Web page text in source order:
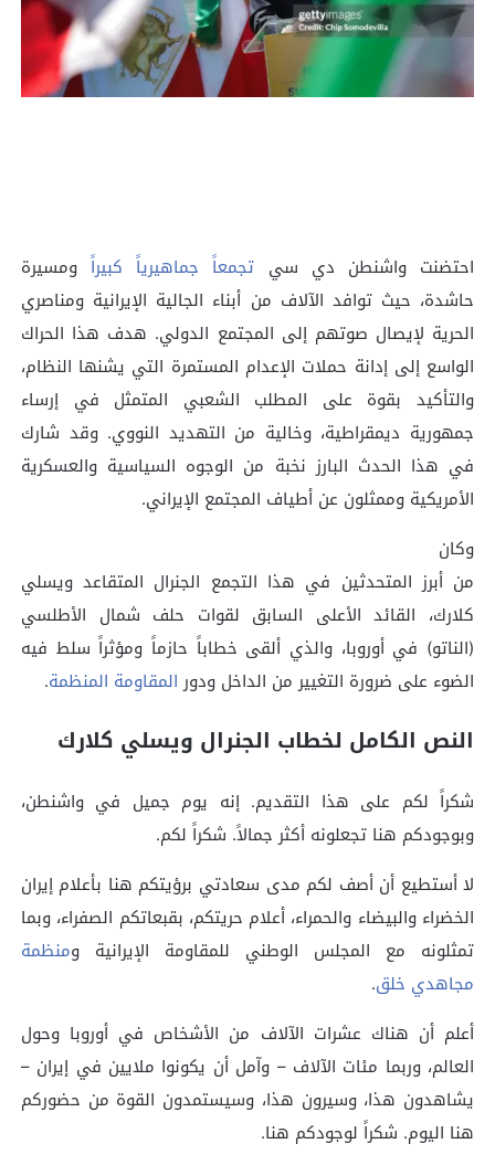
احتضنت واشنطن دي سي تجمعاً جماهيرياً كبيراًومسيرة
حاشدة، حيث توافد الآلاف من أبناء الجالية الإيرانية ومناصري
الحرية لإيصال صوتهم إلى المجتمع الدولي. هدف هذا الحراك
الواسع إلى إدانة حملات الإعدام المستمرة التي يشنها النظام،
والتأكيد بقوة على المطلب الشعبي المتمثل في إرساء
جمهورية ديمقراطية، وخالية من التهديد النووي. وقد شارك
في هذا الحدث البارز نخبة من الوجوه السياسية والعسكرية
الأمريكية وممثلون عن أطياف المجتمع الإيراني.
وكان
من أبرز المتحدثين في هذا التجمع الجنرال المتقاعد ويسلي
كلارك، القائد الأعلى السابق لقوات حلف شمال الأطلسي
(الناتو) في أوروبا، والذي ألقى خطاباً حازماً ومؤثراً سلط فيه
الضوء على ضرورة التغيير من الداخل ودور المقاومة المنظمة.
النص الكامل لخطاب الجنرال ويسلي كلارك
شكراً لكم على هذا التقديم. إنه يوم جميل في واشنطن،
وبوجودكم هنا تجعلونه أكثر جمالاً. شكراً لكم.
لا أستطيع أن أصف لكم مدى سعادتي برؤيتكم هنا بأعلام إيران
الخضراء والبيضاء والحمراء، أعلام حريتكم، بقبعاتكم الصفراء، وبما
تمثلونه مع المجلس الوطني للمقاومة الإيرانية ومنظمة
مجاهدي خلق.
أعلم أن هناك عشرات الآلاف من الأشخاص في أوروبا وحول
العالم، وربما مئات الآلاف – وآمل أن يكونوا ملايين في إيران –
يشاهدون هذا، وسيرون هذا، وسيستمدون القوة من حضوركم
هنا اليوم. شكراً لوجودكم هنا.